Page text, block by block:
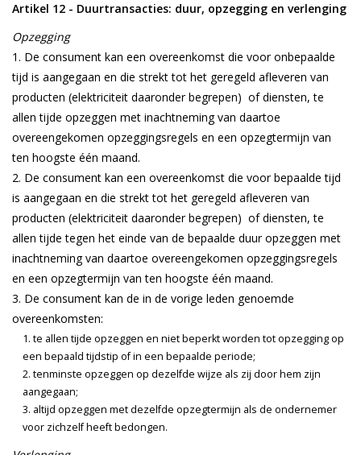
Artikel 12 - Duurtransacties: duur, opzegging en verlenging
Opzegging
De consument kan een overeenkomst die voor onbepaalde
tijd is aangegaan en die strekt tot het geregeld afleveren van
producten (elektriciteit daaronder begrepen) of diensten, te
allen tijde opzeggen met inachtneming van daartoe
overeengekomen opzeggingsregels en een opzegtermijn van
ten hoogste één maand.
De consument kan een overeenkomst die voor bepaalde tijd
is aangegaan en die strekt tot het geregeld afleveren van
producten (elektriciteit daaronder begrepen) of diensten, te
allen tijde tegen het einde van de bepaalde duur opzeggen met
inachtneming van daartoe overeengekomen opzeggingsregels
en een opzegtermijn van ten hoogste één maand.
De consument kan de in de vorige leden genoemde
overeenkomsten:
te allen tijde opzeggen en niet beperkt worden tot opzegging op
een bepaald tijdstip of in een bepaalde periode;
tenminste opzeggen op dezelfde wijze als zij door hem zijn
aangegaan;
altijd opzeggen met dezelfde opzegtermijn als de ondernemer
voor zichzelf heeft bedongen.